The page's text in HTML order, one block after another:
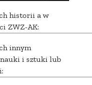
historii a w
ZWZ-AK:
innym
i sztuki lub